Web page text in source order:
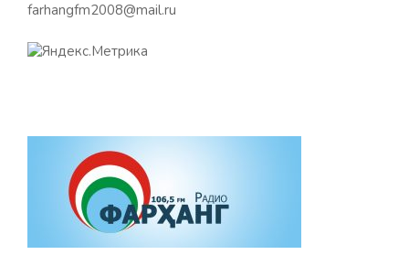
farhangfm2008@mail.ru